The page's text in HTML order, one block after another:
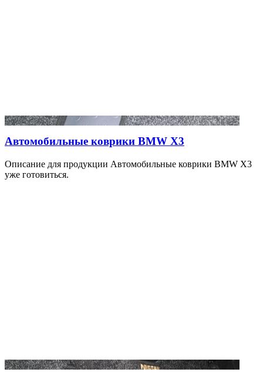
Автомобильные коврики BMW X3
Описание для продукции Автомобильные коврики BMW X3
уже готовиться.